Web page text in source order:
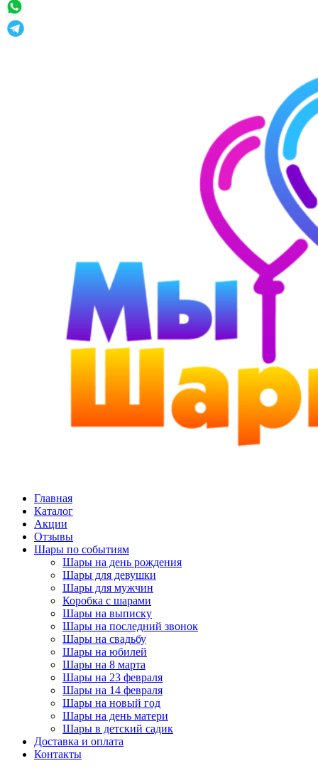
Главная
Каталог
Акции
Отзывы
Шары по событиям
Шары на день рождения
Шары для девушки
Шары для мужчин
Коробка с шарами
Шары на выписку
Шары на последний звонок
Шары на свадьбу
Шары на юбилей
Шары на 8 марта
Шары на 23 февраля
Шары на 14 февраля
Шары на новый год
Шары на день матери
Шары в детский садик
Доставка и оплата
Контакты